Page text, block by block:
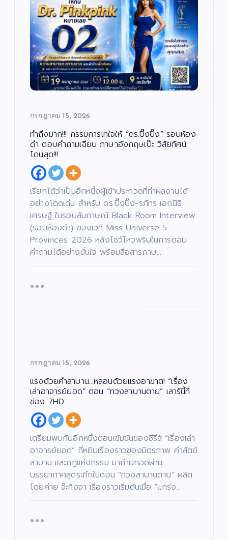
กรกฎาคม 15, 2026
ทำถึงมาก!!! กรรมการเทใจให้ “ดร.ปิ๊งปิ๊ง” รอบห้อง
ดำ ตอบคำถามเฉียบ ภาษาอังกฤษเป๊ะ วิสัยทัศน์
โดนสุด!!!
เรียกได้ว่าเป็นอีกหนึ่งผู้เข้าประกวดที่ทำผลงานได้
อย่างโดดเด่น สำหรับ ดร.ปิ๊งปิ๊ง-รภัทร เอกนิธิ
เศรษฐ์ ในรอบสัมภาษณ์ Black Room Interview
(รอบห้องดำ) ของเวที Miss Universe 5
Provinces 2026 หลังโชว์ไหวพริบในการตอบ
คำถามได้อย่างมั่นใจ พร้อมสื่อสารภาษ…
กรกฎาคม 15, 2026
แรงด้วยคำสาบาน…หลอนด้วยแรงอาฆาต! “เรื่อง
เล่าอาจารย์ยอด” ตอน “ทวงสาบานตาย” เสาร์นี้ที่
ช่อง 7HD
เตรียมพบกับอีกหนึ่งตอนเข้มข้นของซีรีส์ “เรื่องเล่า
อาจารย์ยอด” ที่หยิบเรื่องราวของมิตรภาพ คำสัตย์
สาบาน และกฎแห่งกรรม มาถ่ายทอดผ่าน
บรรยากาศสุดระทึกในตอน “ทวงสาบานตาย” ผลิต
โดยค่าย จ๊ะทิงจา เรื่องราวเริ่มต้นเมื่อ “แกร่ง…